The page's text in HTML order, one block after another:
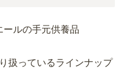
扱っているラインナップ